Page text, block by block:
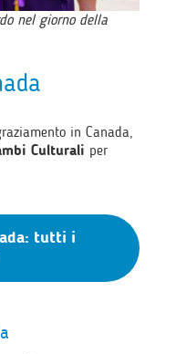
nel giorno della
in Canada,
Culturali per
tutti i